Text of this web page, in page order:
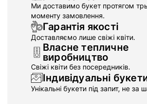
Ми доставимо букет протягом
моменту замовлення.
Гарантія якості
Доставляємо лише свіжі квіти.
Власне тепличне
виробництво
Свіжі квіти без посередників.
Індивідуальні
Унікальні букети під запит, не за